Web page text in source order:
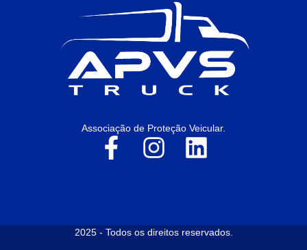
Associação de Proteção Veicular.
2025 - Todos os direitos reservados.